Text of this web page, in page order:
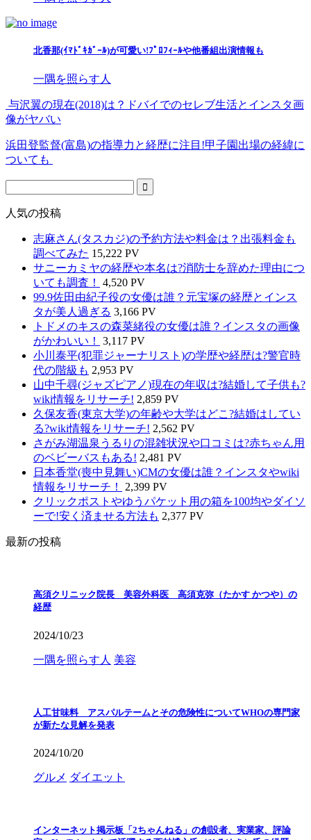
北香那(ｲﾏﾄﾞｷｶﾞｰﾙ)が可愛い!ﾌﾟﾛﾌｨｰﾙや他番組出演情報も
一隅を照らす人
与沢翼の現在(2018)は？ドバイでのセレブ生活とインスタ画
像がヤバい
浜田登監督(富島)の指導力と経歴に注目!甲子園出場の経緯に
ついても
人気の投稿
志麻さん(タスカジ)の予約方法や料金は？出張料金も
調べてみた 15,222 PV
サニーカミヤの経歴や本名は?消防士を辞めた理由につ
いても調査！
4,520 PV
99.9佐田由紀子役の女優は誰？元宝塚の経歴とインス
タが美人過ぎる 3,166 PV
トドメのキスの森菜緒役の女優は誰？インスタの画像
がかわいい！
3,117 PV
小川泰平(犯罪ジャーナリスト)の学歴や経歴は?警官時
代の階級も 2,953 PV
山中千尋(ジャズピアノ)現在の年収は?結婚して子供も?
wiki情報をリサーチ! 2,859 PV
久保友香(東京大学)の年齢や大学はどこ?結婚はしてい
る?wiki情報をリサーチ! 2,562 PV
さがみ湖温泉うるりの混雑状況や口コミは?赤ちゃん用
のベビーバスもある! 2,481 PV
日本香堂(喪中見舞い)CMの女優は誰？インスタやwiki
情報をリサーチ！
2,399 PV
クリックポストやゆうパケット用の箱を100均やダイソ
ーで!安く済ませる方法も 2,377 PV
最新の投稿
高須クリニック院長 美容外科医 高須克弥（たかす かつや）の
経歴
2024/10/23
一隅を照らす人 美容
人工甘味料 アスパルテームとその危険性についてWHOの専門家
が新たな見解を発表
2024/10/20
グルメ ダイエット
インターネット掲示板「2ちゃんねる」の創設者、実業家、評論